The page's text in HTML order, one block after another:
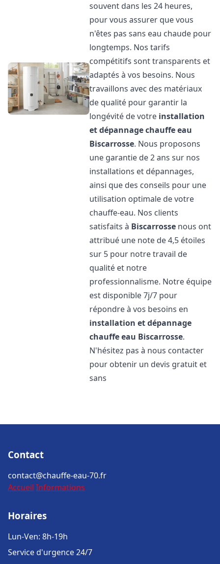
souvent dans les 24 heures,
pour vous assurer que vous
n'êtes pas sans eau chaude pour
longtemps. Nos tarifs
compétitifs sont transparents et
adaptés à vos besoins. Nous
travaillons avec des matériaux
de qualité pour garantir la
longévité de votre installation
et dépannage chauffe eau
Biscarrosse. Nous proposons
une garantie de 2 ans sur nos
installations et dépannages,
ainsi que des conseils pour une
utilisation optimale de votre
chauffe-eau. Nos clients
satisfaits à Biscarrosse nous ont
attribué une note de 4,5 étoiles
sur 5 pour notre travail de
qualité et notre
professionnalisme. Notre équipe
est disponible 7j/7 pour
répondre à vos besoins en
installation et dépannage
chauffe eau Biscarrosse.
N'hésitez pas à nous contacter
pour obtenir un devis gratuit et
sans
Contact
contact@chauffe-eau-70.fr
Accueil Informations
Horaires
Lun-Ven: 8h-19h
Service d'urgence 24/7